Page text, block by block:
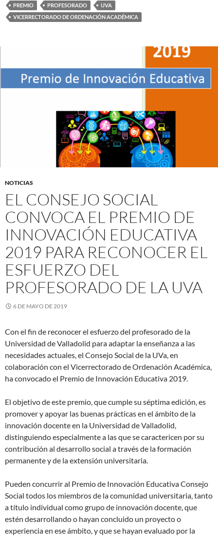
PREMIO
PROFESORADO
UVA
VICERRECTORADO DE ORDENACIÓN ACADÉMICA
NOTICIAS
EL CONSEJO SOCIAL
CONVOCA EL PREMIO DE
INNOVACIÓN EDUCATIVA
2019 PARA RECONOCER EL
ESFUERZO DEL
PROFESORADO DE LA UVA
6 DE MAYO DE 2019
Con el fin de reconocer el esfuerzo del profesorado de la
Universidad de Valladolid para adaptar la enseñanza a las
necesidades actuales, el Consejo Social de la UVa, en
colaboración con el Vicerrectorado de Ordenación Académica,
ha convocado el Premio de Innovación Educativa 2019.
El objetivo de este premio, que cumple su séptima edición, es
promover y apoyar las buenas prácticas en el ámbito de la
innovación docente en la Universidad de Valladolid,
distinguiendo especialmente a las que se caractericen por su
contribución al desarrollo social a través de la formación
permanente y de la extensión universitaria.
Pueden concurrir al Premio de Innovación Educativa Consejo
Social todos los miembros de la comunidad universitaria, tanto
a título individual como grupo de innovación docente, que
estén desarrollando o hayan concluido un proyecto o
experiencia en ese ámbito, y que se hayan evaluado por la